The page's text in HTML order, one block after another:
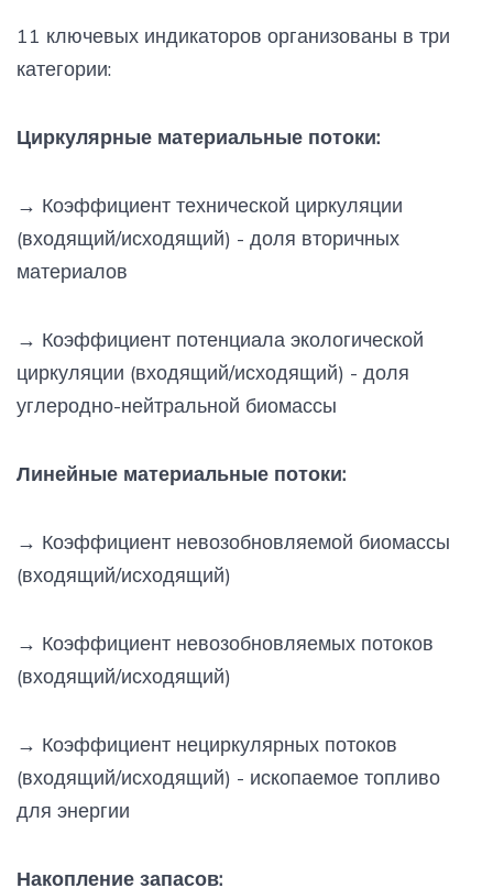
11 ключевых индикаторов организованы в три
категории:
Циркулярные материальные потоки:
→ Коэффициент технической циркуляции
(входящий/исходящий) - доля вторичных
материалов
→ Коэффициент потенциала экологической
циркуляции (входящий/исходящий) - доля
углеродно-нейтральной биомассы
Линейные материальные потоки:
→ Коэффициент невозобновляемой биомассы
(входящий/исходящий)
→ Коэффициент невозобновляемых потоков
(входящий/исходящий)
→ Коэффициент нециркулярных потоков
(входящий/исходящий) - ископаемое топливо
для энергии
Накопление запасов: